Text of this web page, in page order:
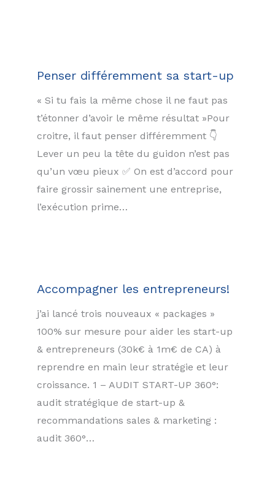
Penser différemment sa start-up
« Si tu fais la même chose il ne faut pas
t’étonner d’avoir le même résultat »Pour
croitre, il faut penser différemment 👇
Lever un peu la tête du guidon n’est pas
qu’un vœu pieux ✅ On est d’accord pour
faire grossir sainement une entreprise,
l’exécution prime…
Accompagner les entrepreneurs!
j’ai lancé trois nouveaux « packages »
100% sur mesure pour aider les start-up
& entrepreneurs (30k€ à 1m€ de CA) à
reprendre en main leur stratégie et leur
croissance. 1 – AUDIT START-UP 360°:
audit stratégique de start-up &
recommandations sales & marketing :
audit 360°…